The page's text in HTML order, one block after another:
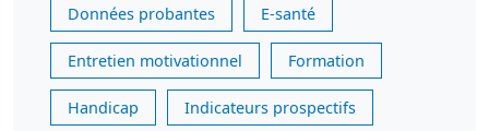
Données probantes E-santé
Entretien motivationnel Formation
Handicap Indicateurs prospectifs